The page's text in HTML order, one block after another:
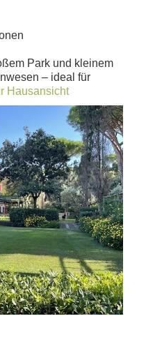
Park und kleinem
– ideal für
Hausansicht